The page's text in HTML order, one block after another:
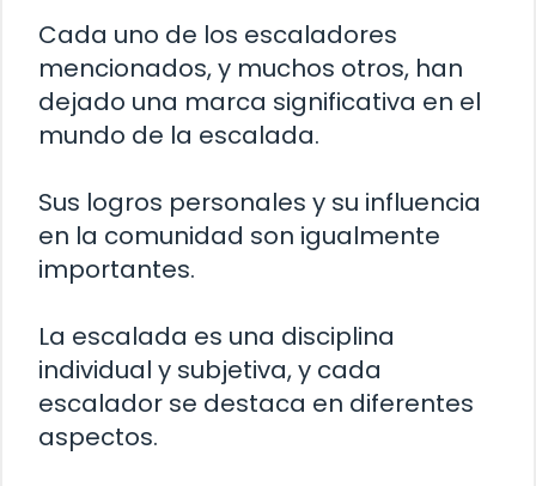
Cada uno de los escaladores
mencionados, y muchos otros, han
dejado una marca significativa en el
mundo de la escalada.
Sus logros personales y su influencia
en la comunidad son igualmente
importantes.
La escalada es una disciplina
individual y subjetiva, y cada
escalador se destaca en diferentes
aspectos.